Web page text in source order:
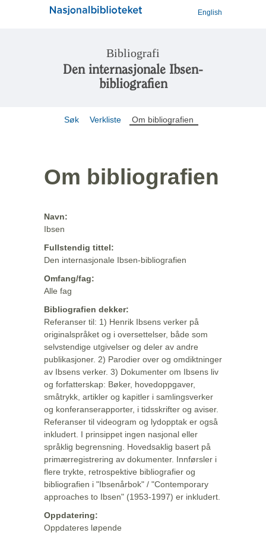
English
Bibliografi
Den internasjonale Ibsen-
bibliografien
Søk Verkliste Om bibliografien
Om bibliografien
Navn:
Ibsen
Fullstendig tittel:
Den internasjonale Ibsen-bibliografien
Omfang/fag:
Alle fag
Bibliografien dekker:
Referanser til: 1) Henrik Ibsens verker på
originalspråket og i oversettelser, både som
selvstendige utgivelser og deler av andre
publikasjoner. 2) Parodier over og omdiktninger
av Ibsens verker. 3) Dokumenter om Ibsens liv
og forfatterskap: Bøker, hovedoppgaver,
småtrykk, artikler og kapitler i samlingsverker
og konferanserapporter, i tidsskrifter og aviser.
Referanser til videogram og lydopptak er også
inkludert. I prinsippet ingen nasjonal eller
språklig begrensning. Hovedsaklig basert på
primærregistrering av dokumenter. Innførsler i
flere trykte, retrospektive bibliografier og
bibliografien i "Ibsenårbok" / "Contemporary
approaches to Ibsen" (1953-1997) er inkludert.
Oppdatering:
Oppdateres løpende